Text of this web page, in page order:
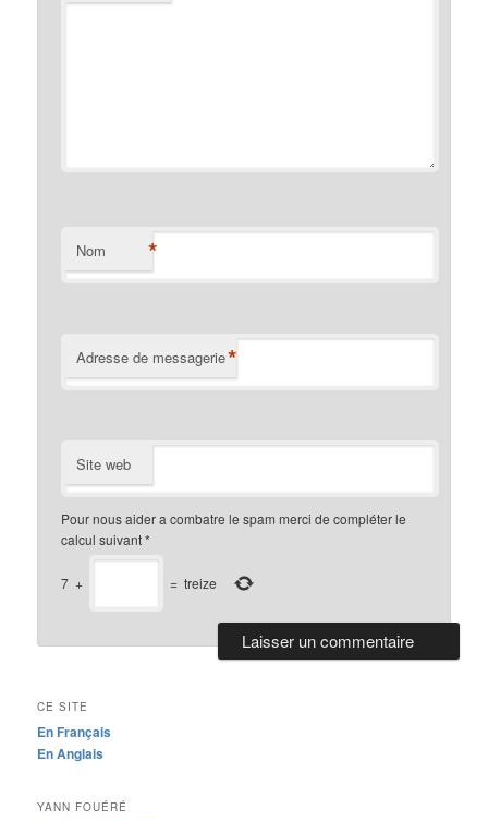
Nom *
Adresse de messagerie*
Site web
Pour nous aider a combatre le spam merci de compléter le
calcul suivant*
7 + = treize
CE SITE
En Français
En Anglais
YANN FOUÉRÉ